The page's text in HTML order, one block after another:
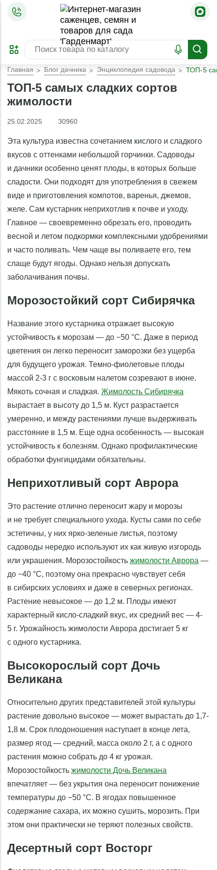
ПРЕДЗАКАЗ
ЗАБРОНИРОВАТЬ
ЛУЧШЕЕ
Главная Блог дачника Энциклопедия садовода ТОП-5
ТОП-5 самых сладких сортов
жимолости
25.02.2025 30960
Эта культура известна сочетанием кислого и сладкого
вкусов с оттенками небольшой горчинки. Садоводы
и дачники особенно ценят плоды, в которых больше
сладости. Они подходят для употребления в свежем
виде и приготовления компотов, варенья, джемов,
желе. Сам кустарник неприхотлив к почве и уходу.
Главное — своевременно обрезать его, проводить
весной и летом подкормки комплексными удобрениями
и часто поливать. Чем чаще вы поливаете его, тем
слаще будут ягоды. Однако нельзя допускать
заболачивания почвы.
Морозостойкий сорт Сибирячка
Название этого кустарника отражает высокую
устойчивость к морозам — до −50 °C. Даже в период
цветения он легко переносит заморозки без ущерба
для будущего урожая. Темно-фиолетовые плоды
массой 2-3 г с восковым налетом созревают в июне.
Мякоть сочная и сладкая. Жимолость Сибирячка
вырастает в высоту до 1,5 м. Куст разрастается
умеренно, и между растениями лучше выдерживать
расстояние в 1,5 м. Еще одна особенность — высокая
устойчивость к болезням. Однако профилактические
обработки фунгицидами обязательны.
Неприхотливый сорт Аврора
Это растение отлично переносит жару и морозы
и не требует специального ухода. Кусты сами по себе
эстетичны, у них ярко-зеленые листья, поэтому
садоводы нередко используют их как живую изгородь
или украшения. Морозостойкость жимолости Аврора —
до −40 °C, поэтому она прекрасно чувствует себя
в сибирских условиях и даже в северных регионах.
Растение невысокое — до 1,2 м. Плоды имеют
характерный кисло-сладкий вкус, их средний вес — 4-
5 г. Урожайность жимолости Аврора достигает 5 кг
с одного кустарника.
Высокорослый сорт Дочь
Великана
Относительно других представителей этой культуры
растение довольно высокое — может вырастать до 1,7-
1,8 м. Срок плодоношения наступает в конце лета,
размер ягод — средний, масса около 2 г, а с одного
растения можно собрать до 4 кг урожая.
Морозостойкость жимолости Дочь Великана
впечатляет — без укрытия она переносит понижение
температуры до −50 °C. В ягодах повышенное
содержание сахара, их можно сушить, морозить. При
этом они практически не теряют полезных свойств.
Десертный сорт Восторг